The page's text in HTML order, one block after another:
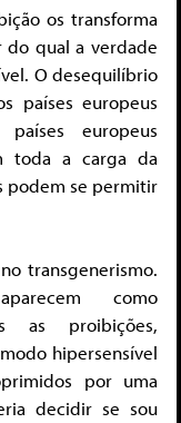
os transforma
do qual a verdade
O desequilíbrio
países europeus
europeus
toda a carga da
podem se permitir
transgenerismo.
como
as proibições,
hipersensível
por uma
decidir se sou